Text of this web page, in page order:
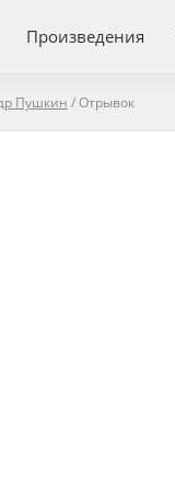
Произведения
Пушкин /Отрывок